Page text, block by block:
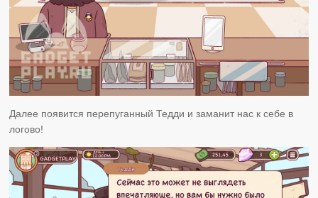
Далее появится перепуганный Тедди и заманит нас к себе в
логово!